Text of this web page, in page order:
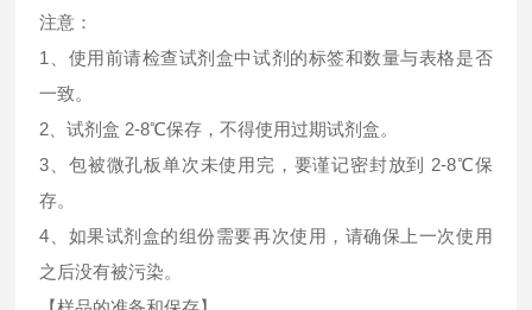
注意：
1、使用前请检查试剂盒中试剂的标签和数量与表格是否
一致。
2、试剂盒 2-8℃保存，不得使用过期试剂盒。
3、包被微孔板单次未使用完，要谨记密封放到 2-8℃保
存。
4、如果试剂盒的组份需要再次使用，请确保上一次使用
之后没有被污染。